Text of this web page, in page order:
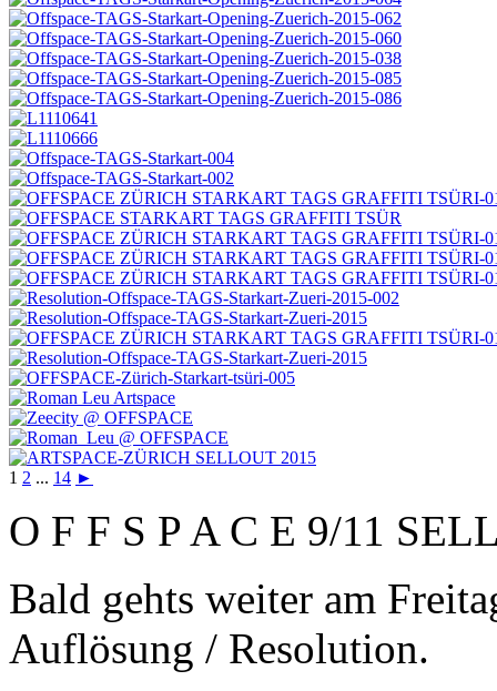
1 2 ... 14 ►
O F F S P A C E 9/11
Bald gehts weiter am
Auflösung / Resolution.